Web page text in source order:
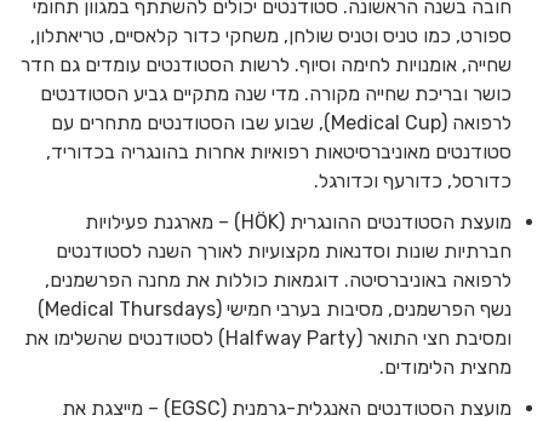
חובה בשנה הראשונה. סטודנטים יכולים להשתתף במגוון תחומי
ספורט, כמו טניס וטניס שולחן, משחקי כדור קלאסיים, טריאתלון,
שחייה, אומנויות לחימה וסיוף. לרשות הסטודנטים עומדים גם חדר
כושר ובריכת שחייה מקורה. מדי שנה מתקיים גביע הסטודנטים
לרפואה (Medical Cup), שבוע שבו הסטודנטים מתחרים עם
סטודנטים מאוניברסיטאות רפואיות אחרות בהונגריה בכדוריד,
כדורסל, כדורעף וכדורגל.
מועצת הסטודנטים ההונגרית (HÖK) – מארגנת פעילויות
חברתיות שונות וסדנאות מקצועיות לאורך השנה לסטודנטים
לרפואה באוניברסיטה. דוגמאות כוללות את מחנה הפרשמנים,
נשף הפרשמנים, מסיבות בערבי חמישי (Medical Thursdays)
ומסיבת חצי התואר (Halfway Party) לסטודנטים שהשלימו את
מחצית הלימודים.
מועצת הסטודנטים האנגלית-גרמנית (EGSC) – מייצגת את